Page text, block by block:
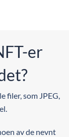
er
filer, som JPEG,
av de nevnt